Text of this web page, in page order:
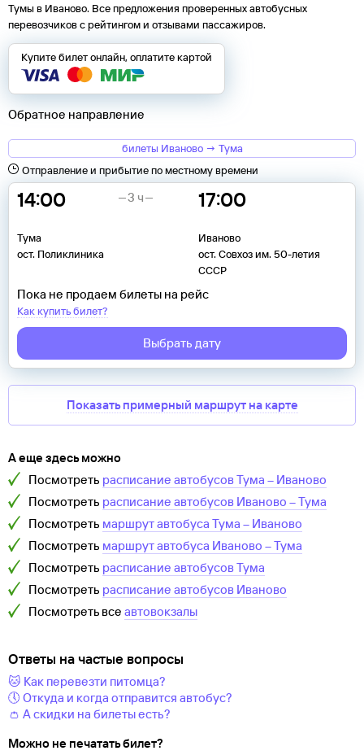
Тумыв Иваново. Все предложения проверенных автобусных
перевозчиков с рейтингом и отзывами пассажиров.
Купите билет онлайн, оплатите картой
Обратное направление
билеты Иваново → Тума
Отправление и прибытие по местному времени
14:00
Тума
ост. Поликлиника
17:00
Иваново
ост. Совхоз им. 50-летия
СССР
3 ч
Пока не продаем билеты на рейс
Как купить билет?
Выбрать дату
Показать примерный маршрут на карте
А еще здесь можно
Посмотреть расписание автобусовТума – Иваново
Посмотреть расписание автобусов Иваново –Тума
Посмотреть маршрут автобуса Тума – Иваново
Посмотреть маршрут автобуса Иваново –Тума
Посмотреть расписание автобусовТума
Посмотреть расписание автобусов Иваново
Посмотреть все автовокзалы
Ответы на частые вопросы
🐱 Как перевезти питомца?
🕔 Откуда и когда отправится автобус?
👛 А скидки на билеты есть?
Можно не печатать билет?